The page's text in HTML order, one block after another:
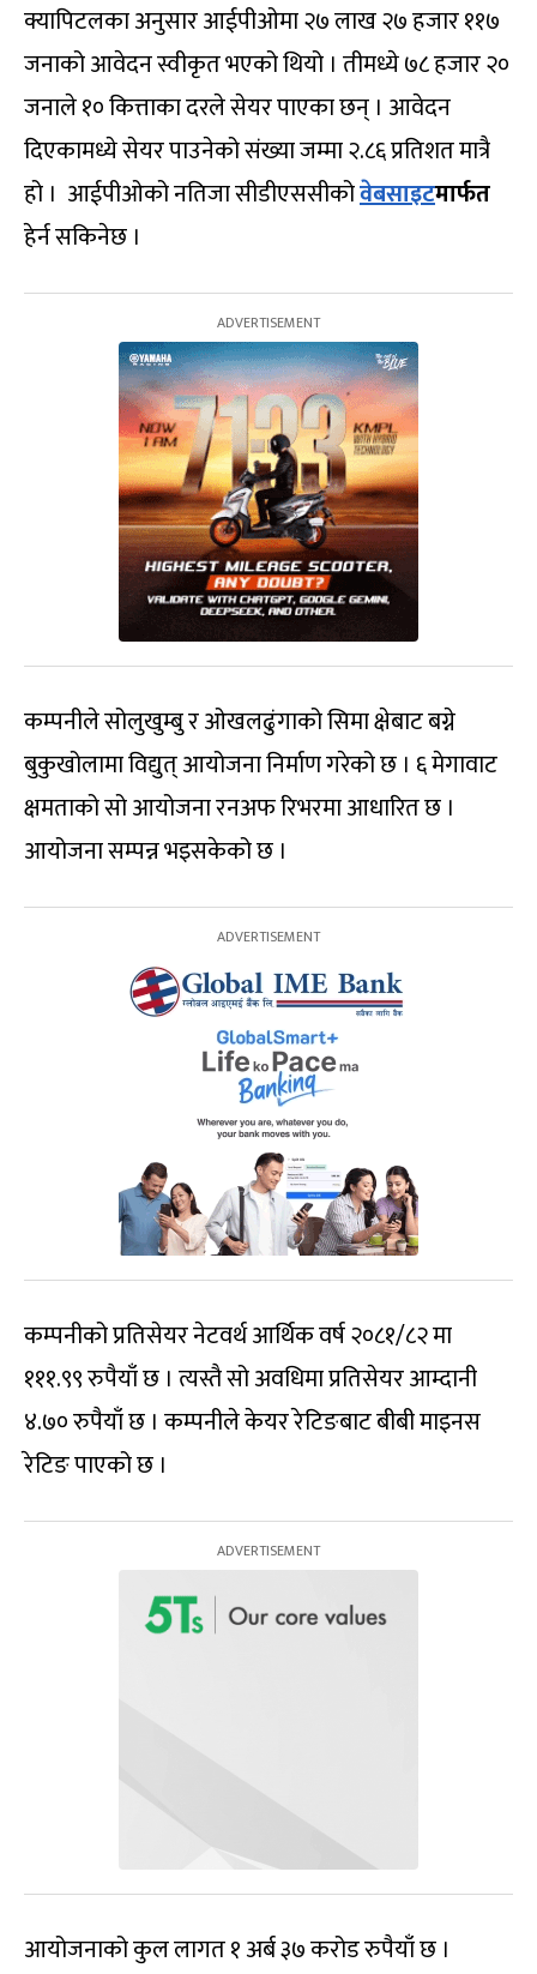
क्यापिटलका अनुसार आईपीओमा २७ लाख २७ हजार ११७
जनाको आवेदन स्वीकृत भएको थियो । तीमध्ये ७८ हजार २०
जनाले १० कित्ताका दरले सेयर पाएका छन् । आवेदन
दिएकामध्ये सेयर पाउनेको संख्या जम्मा २.८६ प्रतिशत मात्रै
हो । आईपीओको नतिजा सीडीएससीकोवेबसाइटमार्फत
हेर्न सकिनेछ ।
कम्पनीले सोलुखुम्बु र ओखलढुंगाको सिमा क्षेबाट बग्ने
बुकुखोलामा विद्युत् आयोजना निर्माण गरेको छ । ६ मेगावाट
क्षमताको सो आयोजना रनअफ रिभरमा आधारित छ ।
आयोजना सम्पन्न भइसकेको छ ।
कम्पनीको प्रतिसेयर नेटवर्थ आर्थिक वर्ष २०८१/८२ मा
१११.९९ रुपैयाँ छ । त्यस्तै सो अवधिमा प्रतिसेयर आम्दानी
४.७० रुपैयाँ छ । कम्पनीले केयर रेटिङबाट बीबी माइनस
रेटिङ पाएको छ ।
आयोजनाको कुल लागत १ अर्ब ३७ करोड रुपैयाँ छ ।